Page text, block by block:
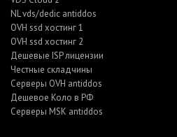
NL vds/dedic antiddos
OVH ssd хостинг 1
OVH ssd хостинг 2
Дешевые ISP лицензии
Честные складчины
Серверы OVH antiddos
Дешевое Коло в РФ
Серверы MSK antiddos